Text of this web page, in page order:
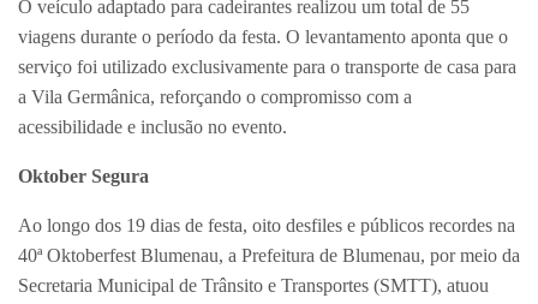
O veículo adaptado para cadeirantes realizou um total de 55
viagens durante o período da festa. O levantamento aponta que o
serviço foi utilizado exclusivamente para o transporte de casa para
a Vila Germânica, reforçando o compromisso com a
acessibilidade e inclusão no evento.
Oktober Segura
Ao longo dos 19 dias de festa, oito desfiles e públicos recordes na
40ª Oktoberfest Blumenau, a Prefeitura de Blumenau, por meio da
Secretaria Municipal de Trânsito e Transportes (SMTT), atuou